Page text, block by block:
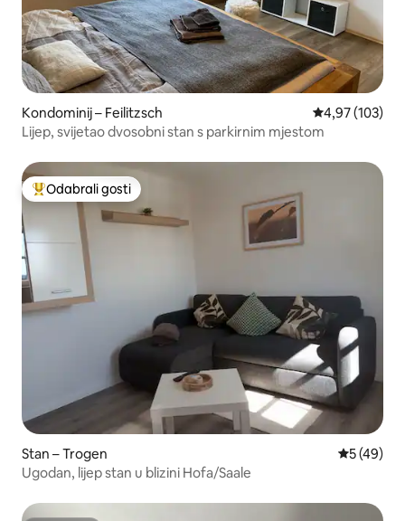
Kondominij – Feilitzsch Prosječna
4,97 (103)
Lijep, svijetao dvosobni stan s parkirnim mjestom
Među najviše rangiranima s oznakom „Odabrali gosti”
Odabrali gosti
Stan – Trogen Prosječna
5 (49)
Ugodan, lijep stan u blizini Hofa/Saale